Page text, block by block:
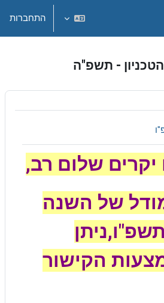
התחברות
- תשפ"ה
יקרים שלום רב,
של השנה
ניתן
הקישור